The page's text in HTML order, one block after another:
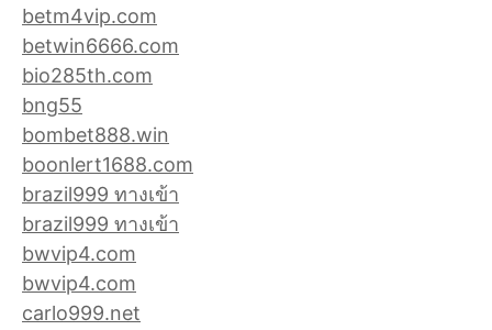
betm4vip.com
betwin6666.com
bio285th.com
bng55
bombet888.win
boonlert1688.com
brazil999 ทางเข้า
brazil999 ทางเข้า
bwvip4.com
bwvip4.com
carlo999.net